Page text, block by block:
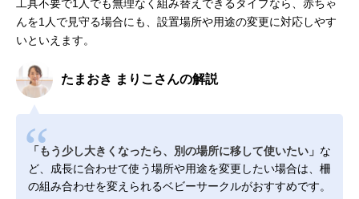
工具不要で1人でも無理なく組み替えできるタイプなら、赤ちゃ
んを1人で見守る場合にも、設置場所や用途の変更に対応しやす
いといえます。
たまおき まりこさんの解説
「もう少し大きくなったら、別の場所に移して使いたい」 な
ど、成長に合わせて使う場所や用途を変更したい場合は、柵
の組み合わせを変えられるベビーサークルがおすすめです。